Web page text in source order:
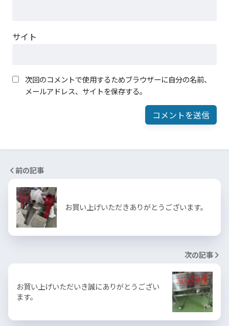
サイト
次回のコメントで使用するためブラウザーに自分の名前、
メールアドレス、サイトを保存する。
前の記事
お買い上げいただきありがとうございます。
次の記事
お買い上げいただいき誠にありがとうござい
ます。